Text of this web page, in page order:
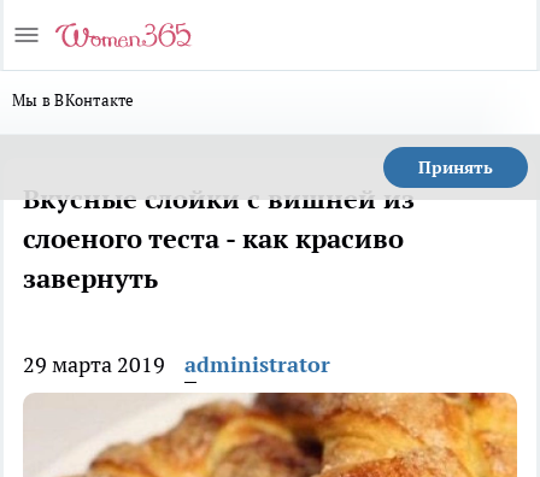
Мы в ВКонтакте
Принять
Вкусные слойки с вишней из
слоеного теста - как красиво
завернуть
29 марта 2019 administrator